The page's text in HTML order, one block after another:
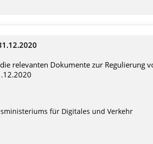
relevanten Dokumente zur Regulierung
für Digitales und Verkehr